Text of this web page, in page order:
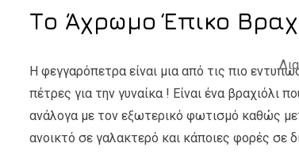
Το Άχρωμο Έπικο
Η φεγγαρόπετρα είναι μια από τις πιο
πέτρες για την γυναίκα ! Είναι ένα βραχιόλι
ανάλογα με τον εξωτερικό φωτισμό καθώς
ανοικτό σε γαλακτερό και κάποιες φορές σε